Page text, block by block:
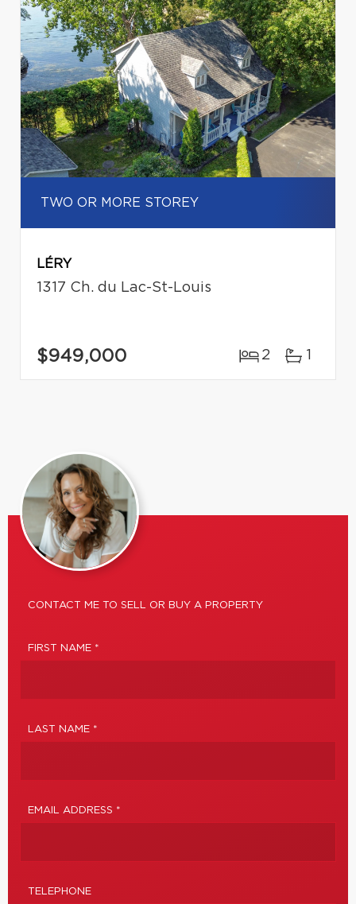
TWO OR MORE STOREY
LÉRY
1317 Ch. du Lac-St-Louis
$949,000 2 1
CONTACT ME TO SELL OR BUY A PROPERTY
FIRST NAME *
LAST NAME *
EMAIL ADDRESS *
TELEPHONE